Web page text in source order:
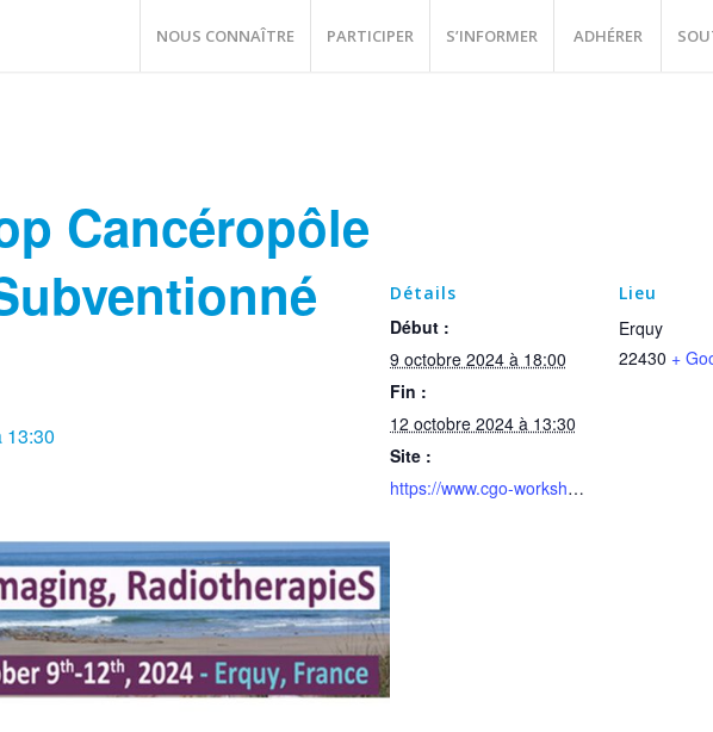
NOUS CONNAÎTRE PARTICIPER S’INFORMER ADHÉRER
Cancéropôle
13:30
Détails
Début :
9 octobre 2024 à 18:00
Fin :
12 octobre 2024 à 13:30
Site :
https://www.cgo-workshop-vecto.fr/
Lieu
Erquy
22430 +